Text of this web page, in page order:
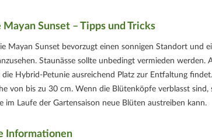
Mayan Sunset – Tipps und Tricks
Mayan Sunset bevorzugt einen sonnigen Standort und
Staunässe sollte unbedingt vermieden
Hybrid-Petunie ausreichend Platz zur Entfaltung
von bis zu 30 cm. Wenn die Blütenköpfe verblasst
im Laufe der Gartensaison neue Blüten austreiben kann.
Informationen